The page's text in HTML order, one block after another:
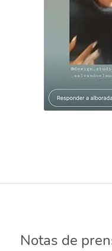
Notas de